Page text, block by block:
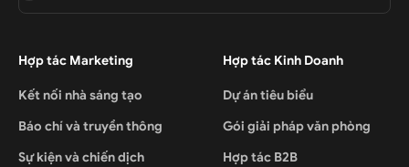
Hợp tác Marketing
Kết nối nhà sáng tạo
Báo chí và truyền thông
Sự kiện và chiến dịch
Hợp tác Kinh Doanh
Dự án tiêu biểu
Gói giải pháp văn phòng
Hợp tác B2B